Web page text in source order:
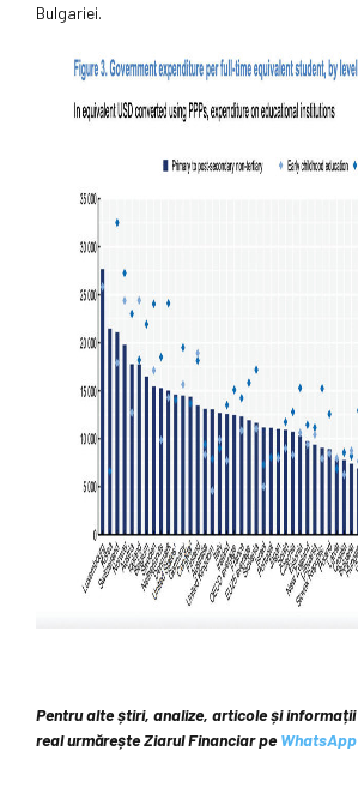
Bulgariei.
Pentru alte știri, analize, articole și
real urmărește Ziarul Financiar pe